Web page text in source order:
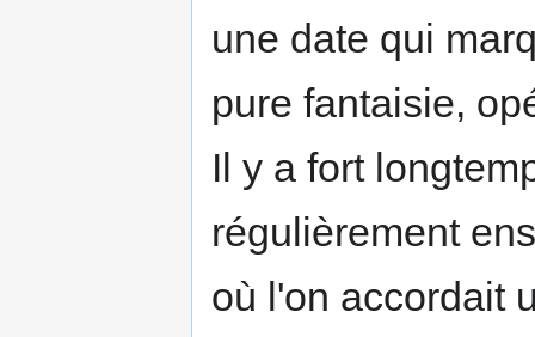
une date qui
pure fantaisie,
Il y a fort
régulièrement
où l'on accordait